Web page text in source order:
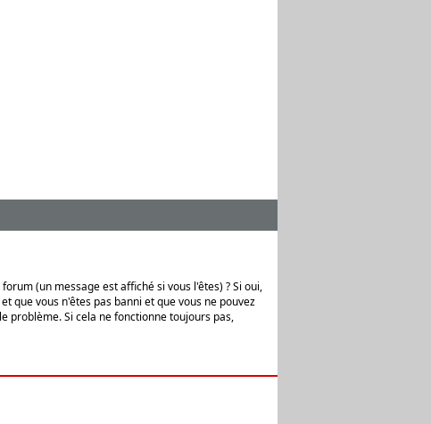
(un message est affiché si vous l'êtes) ? Si oui,
que vous n'êtes pas banni et que vous ne pouvez
problème. Si cela ne fonctionne toujours pas,